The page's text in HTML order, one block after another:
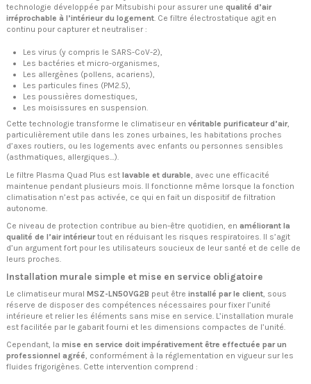
technologie développée par Mitsubishi pour assurer une qualité d’air
irréprochable à l’intérieur du logement. Ce filtre électrostatique agit en
continu pour capturer et neutraliser :
Les virus (y compris le SARS-CoV-2),
Les bactéries et micro-organismes,
Les allergènes (pollens, acariens),
Les particules fines (PM2.5),
Les poussières domestiques,
Les moisissures en suspension.
Cette technologie transforme le climatiseur en véritable purificateur d’air,
particulièrement utile dans les zones urbaines, les habitations proches
d’axes routiers, ou les logements avec enfants ou personnes sensibles
(asthmatiques, allergiques…).
Le filtre Plasma Quad Plus est lavable et durable , avec une efficacité
maintenue pendant plusieurs mois. Il fonctionne même lorsque la fonction
climatisation n’est pas activée, ce qui en fait un dispositif de filtration
autonome.
Ce niveau de protection contribue au bien-être quotidien, en améliorant la
qualité de l’air intérieurtout en réduisant les risques respiratoires. Il s’agit
d’un argument fort pour les utilisateurs soucieux de leur santé et de celle de
leurs proches.
Installation murale simple et mise en service obligatoire
Le climatiseur mural MSZ-LN50VG2B peut être installé par le client, sous
réserve de disposer des compétences nécessaires pour fixer l’unité
intérieure et relier les éléments sans mise en service. L’installation murale
est facilitée par le gabarit fourni et les dimensions compactes de l’unité.
Cependant, la mise en service doit impérativement être effectuée par un
professionnel agréé, conformément à la réglementation en vigueur sur les
fluides frigorigènes. Cette intervention comprend :